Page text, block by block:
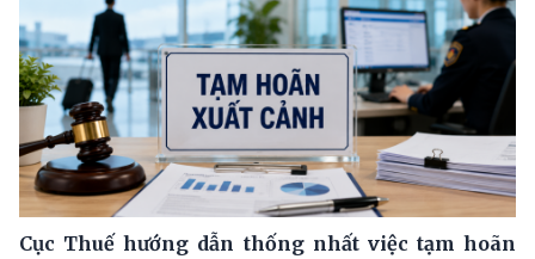
Cục Thuế hướng dẫn thống nhất việc tạm hoãn